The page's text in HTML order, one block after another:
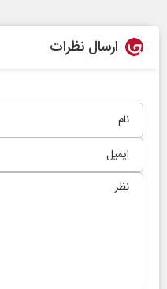
ارسال نظرات